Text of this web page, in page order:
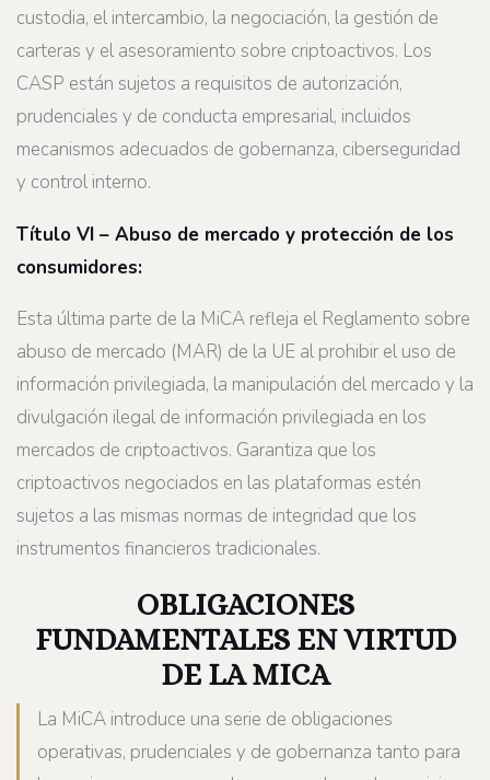
custodia, el intercambio, la negociación, la gestión de
carteras y el asesoramiento sobre criptoactivos. Los
CASP están sujetos a requisitos de autorización,
prudenciales y de conducta empresarial, incluidos
mecanismos adecuados de gobernanza, ciberseguridad
y control interno.
Título VI – Abuso de mercado y protección de los
consumidores:
Esta última parte de la MiCA refleja el Reglamento sobre
abuso de mercado (MAR) de la UE al prohibir el uso de
información privilegiada, la manipulación del mercado y la
divulgación ilegal de información privilegiada en los
mercados de criptoactivos. Garantiza que los
criptoactivos negociados en las plataformas estén
sujetos a las mismas normas de integridad que los
instrumentos financieros tradicionales.
OBLIGACIONES
FUNDAMENTALES EN VIRTUD
DE LA MICA
La MiCA introduce una serie de obligaciones
operativas, prudenciales y de gobernanza tanto para